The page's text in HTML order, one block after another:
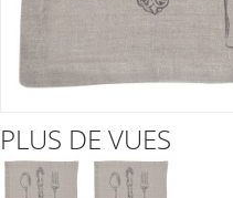
PLUS DE VUES